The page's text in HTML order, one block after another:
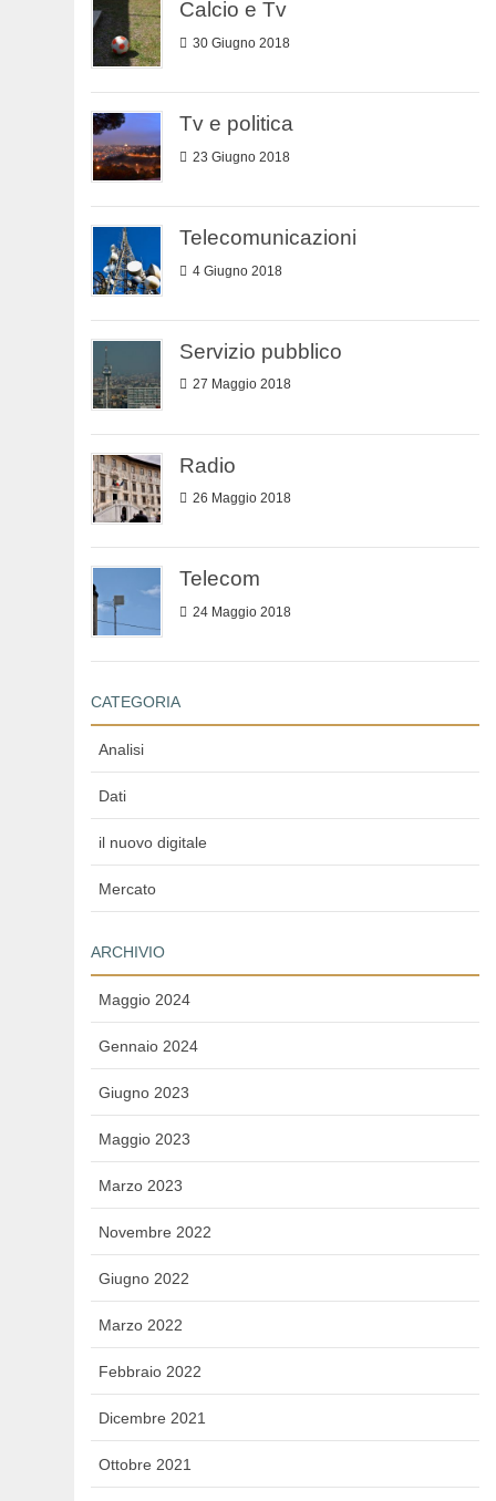
Calcio e Tv
30 Giugno 2018
Tv e politica
23 Giugno 2018
Telecomunicazioni
4 Giugno 2018
Servizio pubblico
27 Maggio 2018
Radio
26 Maggio 2018
Telecom
24 Maggio 2018
CATEGORIA
Analisi
Dati
il nuovo digitale
Mercato
ARCHIVIO
Maggio 2024
Gennaio 2024
Giugno 2023
Maggio 2023
Marzo 2023
Novembre 2022
Giugno 2022
Marzo 2022
Febbraio 2022
Dicembre 2021
Ottobre 2021